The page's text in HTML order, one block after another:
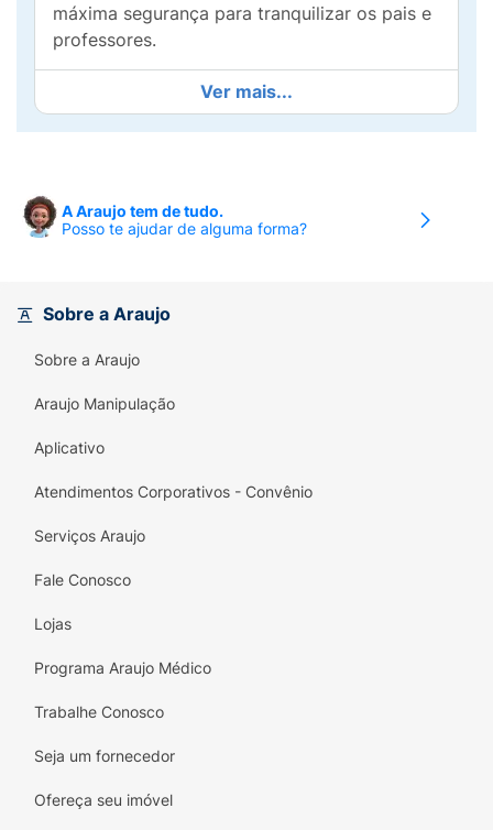
máxima segurança para tranquilizar os pais e
professores.
lâminas em aço inox
qualidade, ela é resistente à ferrugem e
oferece um corte suave para papéis e
acidentes e perfurações, e a inovadora
régua
gravada na própria lâmina (medindo até 5cm),
manuais. Com
um cabo anatômico na cor
encaixa perfeitamente nas mãozinhas infantis,
proporcionando conforto durante todo o uso.
Principais Benefícios:
Máxima Segurança:
Pontas perfeitamente
o uso no ambiente escolar ou em casa.
Alta Durabilidade:
mantêm o fio de corte por muito mais
tempo.
Apoio Educativo:
na lâmina para auxiliar nas atividades e
Ver mais...
A Araujo tem de tudo.
Posso te ajudar de alguma forma?
Sobre a Araujo
Sobre a Araujo
Araujo Manipulação
Aplicativo
Atendimentos Corporativos - Convênio
Serviços Araujo
Fale Conosco
Lojas
Programa Araujo Médico
Trabalhe Conosco
Seja um fornecedor
Ofereça seu imóvel